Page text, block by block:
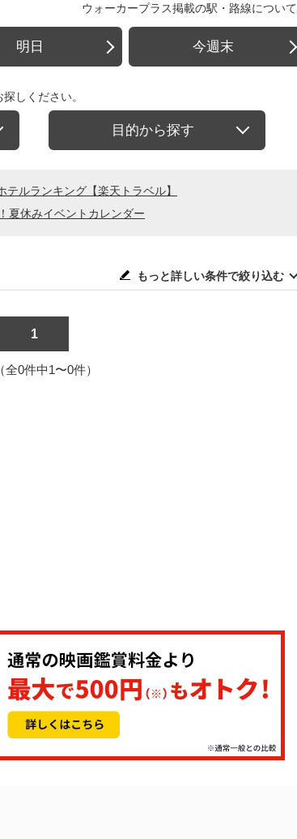
ウォーカープラス掲載の駅・路線について
明日 今週末
しください。
目的から探す
ルランキング【楽天トラベル】
夏休みイベントカレンダー
もっと詳しい条件で絞り込む
1
全0件中1〜0件）